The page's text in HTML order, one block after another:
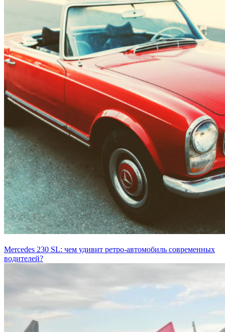
Mercedes 230 SL: чем удивит ретро-автомобиль современных
водителей?